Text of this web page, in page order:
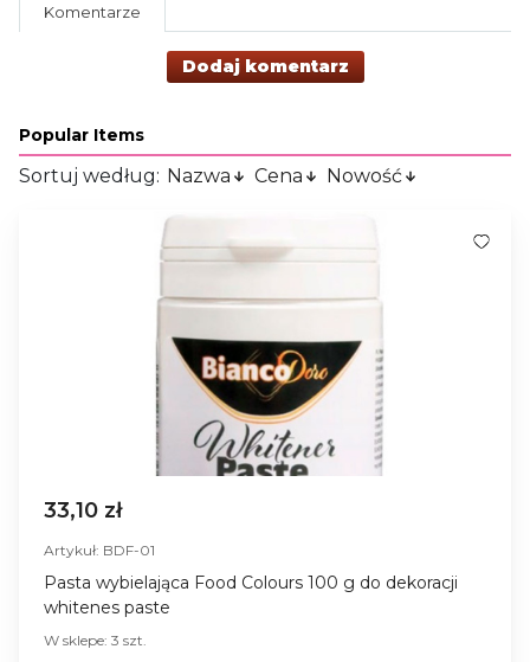
Komentarze
Dodaj komentarz
Popular Items
Sortuj według: Nazwa Cena Nowość
33,10 zł
Artykuł: BDF-01
Pasta wybielająca Food Colours 100 g do dekoracji
whitenes paste
W sklepe: 3 szt.